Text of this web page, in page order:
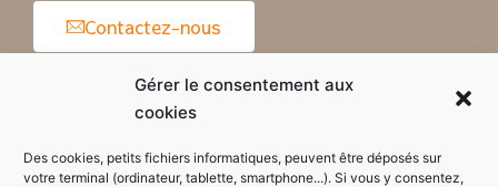
Gérer le consentement aux
cookies
Des cookies, petits fichiers informatiques, peuvent être déposés sur
votre terminal (ordinateur, tablette, smartphone...). Si vous y consentez,
Contactez-nous
Horaires d'ouverture de la mairie